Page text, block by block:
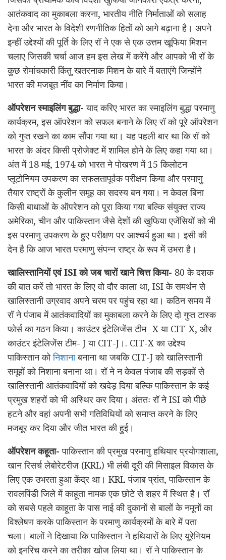
आतंकवाद का मुकाबला करना, भारतीय नीति निर्माताओं को सलाह
देना और भारत के विदेशी रणनीतिक हितों को आगे बढ़ाना है। अपने
इन्हीं उद्देश्यों की पूर्ति के लिए रॉ ने एक से एक उत्तम खूफिया मिशन
चलाए जिसकी चर्चा आज हम इस लेख में करेंगे और आपको भी रॉ के
कुछ रोमांचकारी किंतु खतरनाक मिशन के बारे में बताएंगे जिन्होंने
भारत की मजबूत नींव का निर्माण किया।
ऑपरेशन स्माइलिंग बुद्धा-याद करिए भारत का स्माइलिंग बुद्धा परमाणु
कार्यक्रम, इस ऑपरेशन को सफल बनाने के लिए रॉ को पूरे ऑपरेशन
को गुप्त रखने का काम सौंपा गया था। यह पहली बार था कि रॉ को
भारत के अंदर किसी प्रोजेक्ट में शामिल होने के लिए कहा गया था।
अंत में 18 मई, 1974 को भारत ने पोखरण में 15 किलोटन
प्लूटोनियम उपकरण का सफलतापूर्वक परीक्षण किया और परमाणु
तैयार राष्ट्रों के कुलीन समूह का सदस्य बन गया। न केवल बिना
किसी बाधाओं के ऑपरेशन को पूरा किया गया बल्कि संयुक्त राज्य
अमेरिका, चीन और पाकिस्तान जैसे देशों की खुफिया एजेंसियों को भी
इस परमाणु उपकरण के हुए परीक्षण पर आश्चर्य हुआ था। इसी की
देन है कि आज भारत परमाणु संपन्न राष्ट्र के रूप में उभरा है।
खालिस्तानियों एवंISIको जब चारों खाने चित्त किया- 80 के दशक
की बात करें तो भारत के लिए वो दौर काला था, ISI के समर्थन से
खालिस्तानी उग्रवाद अपने चरम पर पहुंच रहा था। कठिन समय में
रॉ ने पंजाब में आतंकवादियों का मुकाबला करने के लिए दो गुप्त टास्क
फोर्स का गठन किया। काउंटर इंटेलिजेंस टीम- X या CIT-X, और
काउंटर इंटेलिजेंस टीम- J या CIT-J।. CIT-X का उद्देश्य
पाकिस्तान कोनिशानाबनाना था जबकि CIT-J को खालिस्तानी
समूहों को निशाना बनाना था। रॉ ने न केवल पंजाब की सड़कों से
खालिस्तानी आतंकवादियों को खदेड़ दिया बल्कि पाकिस्तान के कई
प्रमुख शहरों को भी अस्थिर कर दिया। अंततः रॉ ने ISI को पीछे
हटने और वहां अपनी सभी गतिविधियों को समाप्त करने के लिए
मजबूर कर दिया और जीत भारत की हुई।
ऑपरेशन कहूता-पाकिस्तान की प्रमुख परमाणु हथियार प्रयोगशाला,
खान रिसर्च लेबोरेटरीज (KRL) भी लंबी दूरी की मिसाइल विकास के
लिए एक उभरता हुआ केंद्र था। KRL पंजाब प्रांत, पाकिस्तान के
रावलपिंडी जिले में काहूता नामक एक छोटे से शहर में स्थित है। रॉ
को सबसे पहले काहूता के पास नाई की दुकानों से बालों के नमूनों का
विश्लेषण करके पाकिस्तान के परमाणु कार्यक्रमों के बारे में पता
चला। बालों ने दिखाया कि पाकिस्तान ने हथियारों के लिए यूरेनियम
को इनरिच करने का तरीका खोज लिया था। रॉ ने पाकिस्तान के